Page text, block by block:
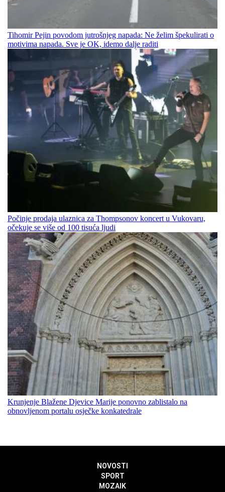
Tihomir Pejin povodom jutrošnjeg napada: Ne želim špekulirati o
motivima napada. Sve je OK, idemo dalje raditi
Počinje prodaja ulaznica za Thompsonov koncert u Vukovaru,
očekuje se više od 100 tisuća ljudi
Krunjenje Blažene Djevice Marije ponovno zablistalo na
obnovljenom portalu osječke konkatedrale
NOVOSTI
SPORT
MOZAIK